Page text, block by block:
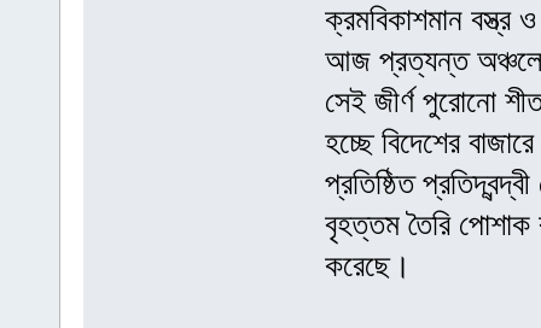
ক্রমবিকাশমান বস্ত্র
আজ প্রত্যন্ত অঞ্চলেও
সেই জীর্ণ পুরোনো
হচ্ছে বিদেশের
প্রতিষ্ঠিত
বৃহত্তম তৈরি পোশাক
করেছে।